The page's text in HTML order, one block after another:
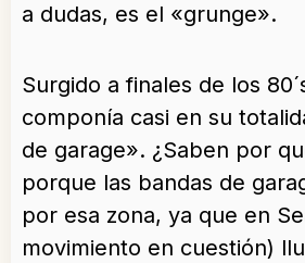
a dudas, es el «grunge».
Surgido a finales de los
componía casi en su
de garage». ¿Saben por
porque las bandas de
por esa zona, ya que en
movimiento en cuestión)